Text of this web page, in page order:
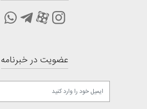
عضویت در خبرنامه